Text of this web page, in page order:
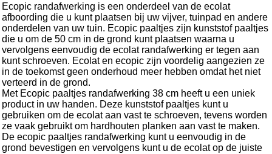
Ecopic randafwerking is een onderdeel van de ecolat
afboording die u kunt plaatsen bij uw vijver, tuinpad en andere
onderdelen van uw tuin. Ecopic paaltjes zijn kunststof paaltjes
die u om de 50 cm in de grond kunt plaatsen waarna u
vervolgens eenvoudig de ecolat randafwerking er tegen aan
kunt schroeven. Ecolat en ecopic zijn voordelig aangezien ze
in de toekomst geen onderhoud meer hebben omdat het niet
verteerd in de grond.
Met Ecopic paaltjes randafwerking 38 cm heeft u een uniek
product in uw handen. Deze kunststof paaltjes kunt u
gebruiken om de ecolat aan vast te schroeven, tevens worden
ze vaak gebruikt om hardhouten planken aan vast te maken.
De ecopic paaltjes randafwerking kunt u eenvoudig in de
grond bevestigen en vervolgens kunt u de ecolat op de juiste